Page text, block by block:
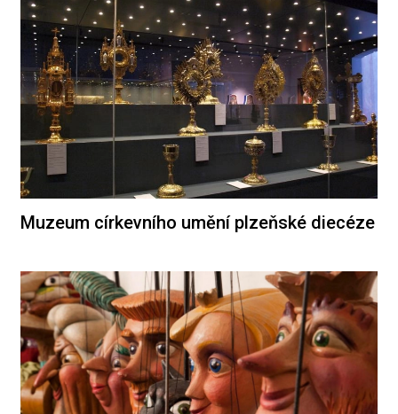
Muzeum církevního umění plzeňské diecéze